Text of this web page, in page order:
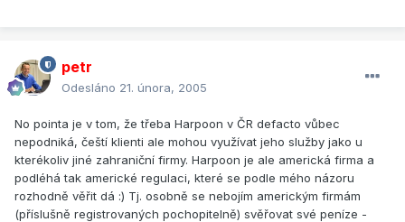
petr
Odesláno 21. února, 2005
No pointa je v tom, že třeba Harpoon v ČR defacto vůbec
nepodniká, čeští klienti ale mohou využívat jeho služby jako u
kterékoliv jiné zahraniční firmy. Harpoon je ale americká firma a
podléhá tak americké regulaci, které se podle mého názoru
rozhodně věřit dá :) Tj. osobně se nebojím americkým firmám
(příslušně registrovaných pochopitelně) svěřovat své peníze -